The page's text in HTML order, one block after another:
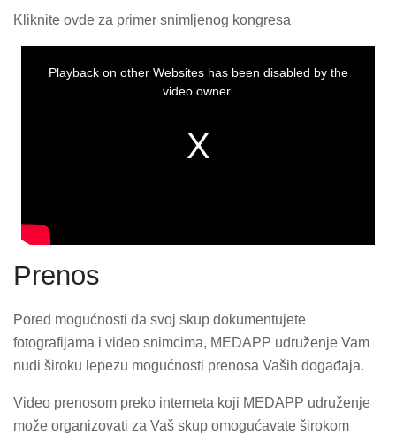
Kliknite ovde za primer snimljenog kongresa
Playback on other Websites has been disabled by the
video owner.
Prenos
Pored mogućnosti da svoj skup dokumentujete
fotografijama i video snimcima, MEDAPP udruženje Vam
nudi široku lepezu mogućnosti prenosa Vaših događaja.
Video prenosom preko interneta koji MEDAPP udruženje
može organizovati za Vaš skup omogućavate širokom